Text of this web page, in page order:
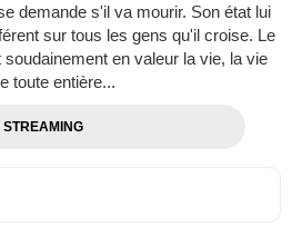
demande s'il va mourir. Son état lui
sur tous les gens qu'il croise. Le
en valeur la vie, la vie
toute entière...
STREAMING